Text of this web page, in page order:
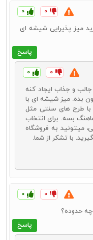
۰ ۰
پاسخ
میز پذیرایی شیشه‌ ای
۰ ۰
و جذاب ایجاد کنه
بده. میز شیشه ‌ای با
طرح های سنتی مثل
بسه. برای انتخاب
میتونید به فروشگاه
با تشکر از شما.
۰ ۰
پاسخ
چه حدوده؟